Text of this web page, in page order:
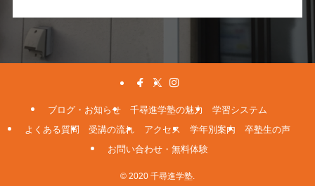
ブログ・お知らせ 千尋進学塾の魅力
学習システム
よくある質問
受講の流れ アクセス 学年別案内
卒塾生の声
お問い合わせ・無料体験
© 2020 千尋進学塾.